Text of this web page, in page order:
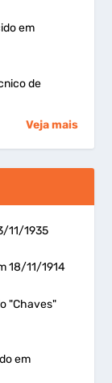
em
de
Veja mais
11/1935
18/11/1914
"Chaves"
em